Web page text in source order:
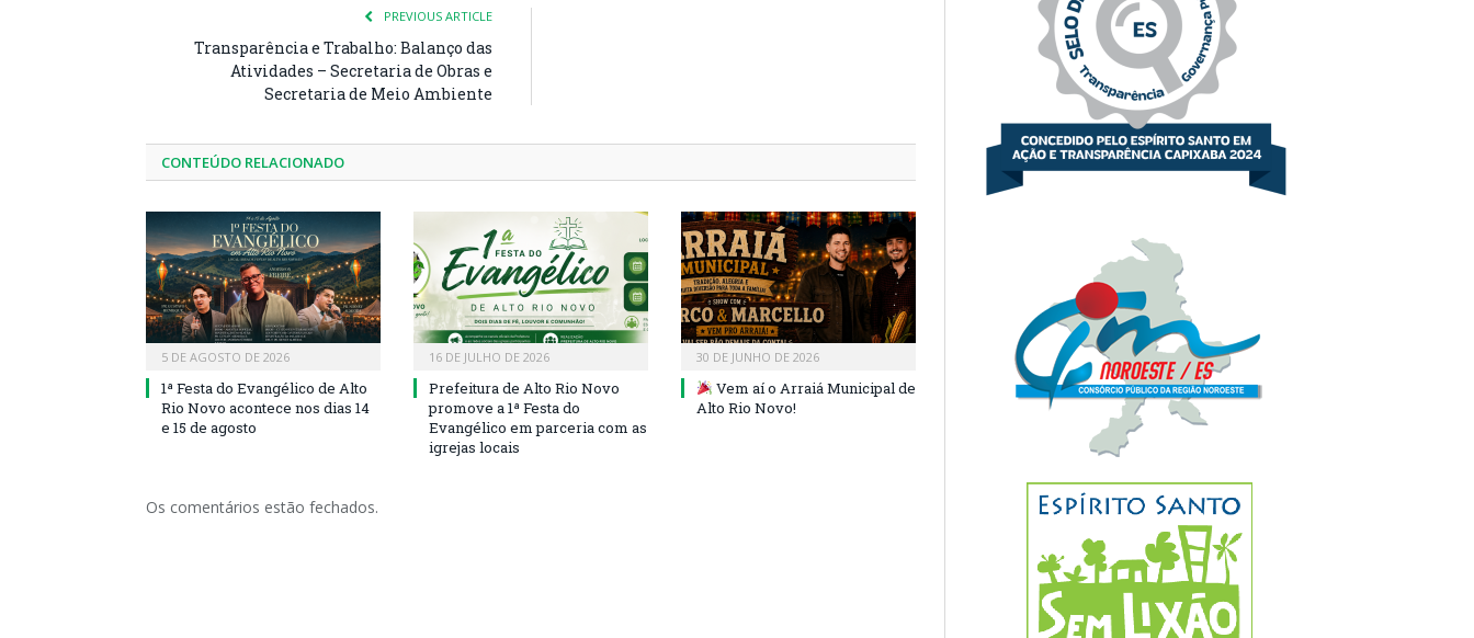
PREVIOUS ARTICLE
Transparência e Trabalho: Balanço das
Atividades – Secretaria de Obras e
Secretaria de Meio Ambiente
CONTEÚDO RELACIONADO
5 DE AGOSTO DE 2026
1ª Festa do Evangélico de Alto
Rio Novo acontece nos dias 14
e 15 de agosto
16 DE JULHO DE 2026
Prefeitura de Alto Rio Novo
promove a 1ª Festa do
Evangélico em parceria com as
igrejas locais
30 DE JUNHO DE 2026
Vem aí o Arraiá Municipal de
Alto Rio Novo!
Os comentários estão fechados.